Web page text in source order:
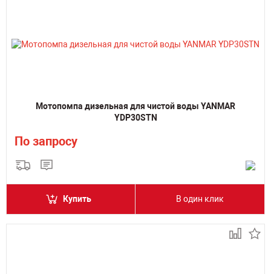
Мотопомпа дизельная для чистой воды YANMAR
YDP30STN
По запросу
Купить В один клик